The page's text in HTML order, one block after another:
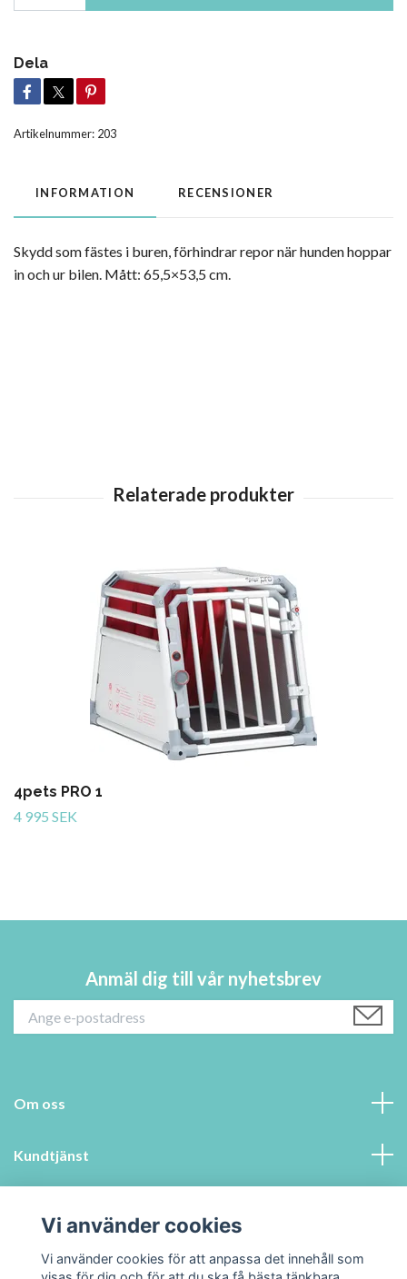
Dela
Artikelnummer: 203
INFORMATION RECENSIONER
Skydd som fästes i buren, förhindrar repor när hunden hoppar
in och ur bilen. Mått: 65,5×53,5 cm.
4pets PRO 1
4 995 SEK
Anmäl dig till vår nyhetsbrev
Om oss
Kundtjänst
Sociala medier
Vi använder cookies
Vi använder cookies för att anpassa det innehåll som